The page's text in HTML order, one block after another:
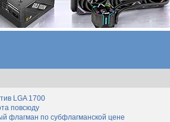
LGA 1700
повсюду
флагман по субфлагманской цене